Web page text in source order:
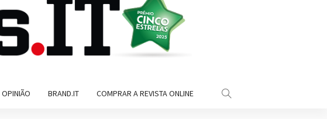
OPINIÃO BRAND.IT COMPRAR A REVISTA ONLINE